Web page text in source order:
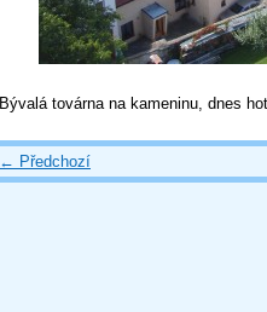
Bývalá továrna na kameninu, dnes
← Předchozí